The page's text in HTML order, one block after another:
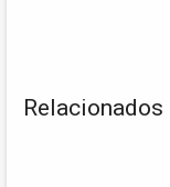
Relacionados